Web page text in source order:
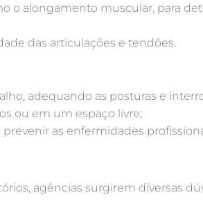
o alongamento muscular, para
das articulações e tendões.
adequando as posturas e
ou em um espaço livre;
as enfermidades
agências surgirem diversas